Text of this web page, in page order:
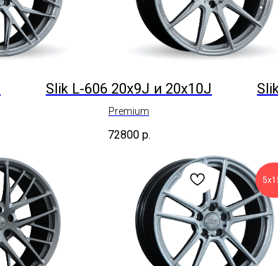
Slik L-606 20x9J и 20x10J
Premium
72800 р.